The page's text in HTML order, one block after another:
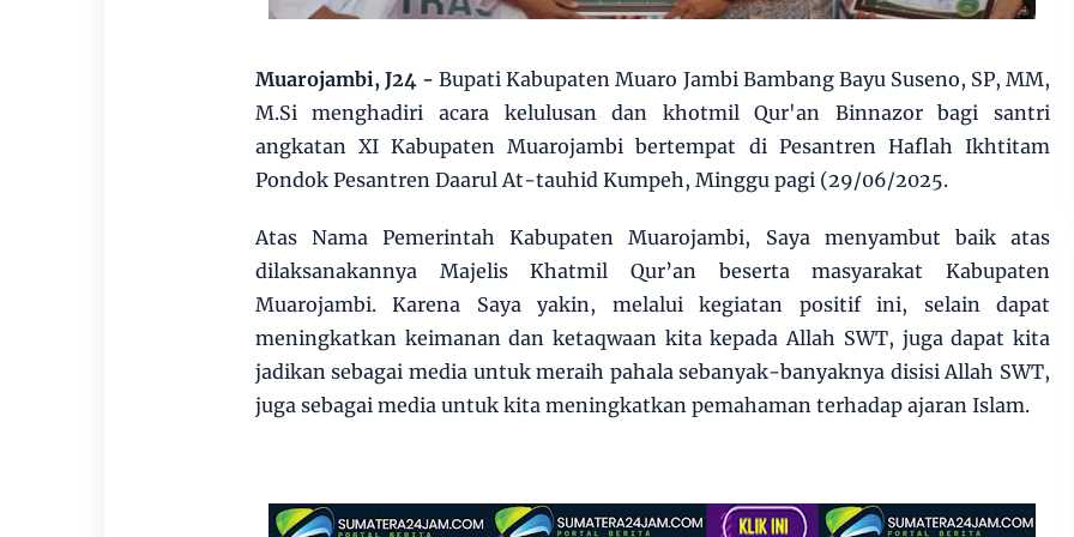
Muarojambi, J24 -Bupati Kabupaten Muaro Jambi Bambang Bayu Suseno, SP, MM,
M.Si menghadiri acara kelulusan dan khotmil Qur'an Binnazor bagi santri
angkatan XI Kabupaten Muarojambi bertempat di Pesantren Haflah Ikhtitam
Pondok Pesantren Daarul At-tauhid Kumpeh, Minggu pagi (29/06/2025.
Atas Nama Pemerintah Kabupaten Muarojambi, Saya menyambut baik atas
dilaksanakannya Majelis Khatmil Qur’an beserta masyarakat Kabupaten
Muarojambi. Karena Saya yakin, melalui kegiatan positif ini, selain dapat
meningkatkan keimanan dan ketaqwaan kita kepada Allah SWT, juga dapat kita
jadikan sebagai media untuk meraih pahala sebanyak-banyaknya disisi Allah SWT,
juga sebagai media untuk kita meningkatkan pemahaman terhadap ajaran Islam.